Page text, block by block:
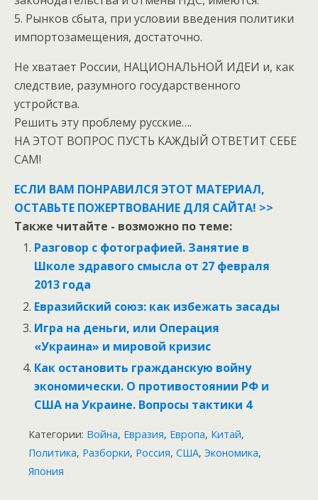
5. Рынков сбыта, при условии введения политики
импортозамещения, достаточно.
Не хватает России, НАЦИОНАЛЬНОЙ ИДЕИ и, как
следствие, разумного государственного
устройства.
Решить эту проблему русские….
НА ЭТОТ ВОПРОС ПУСТЬ КАЖДЫЙ ОТВЕТИТ СЕБЕ
САМ!
ЕСЛИ ВАМ ПОНРАВИЛСЯ ЭТОТ МАТЕРИАЛ,
ОСТАВЬТЕ ПОЖЕРТВОВАНИЕ ДЛЯ САЙТА! >>
Также читайте - возможно по теме:
Разговор с фотографией. Занятие в
Школе здравого смысла от 27 февраля
2013 года
Евразийский союз: как избежать засады
Игра на деньги, или Операция
«Украина» и мировой кризис
Как остановить гражданскую войну
экономически. О противостоянии РФ и
США на Украине. Вопросы тактики 4
Категории: Война, Евразия, Европа, Китай,
Политика, Разборки, Россия, США, Экономика,
Япония